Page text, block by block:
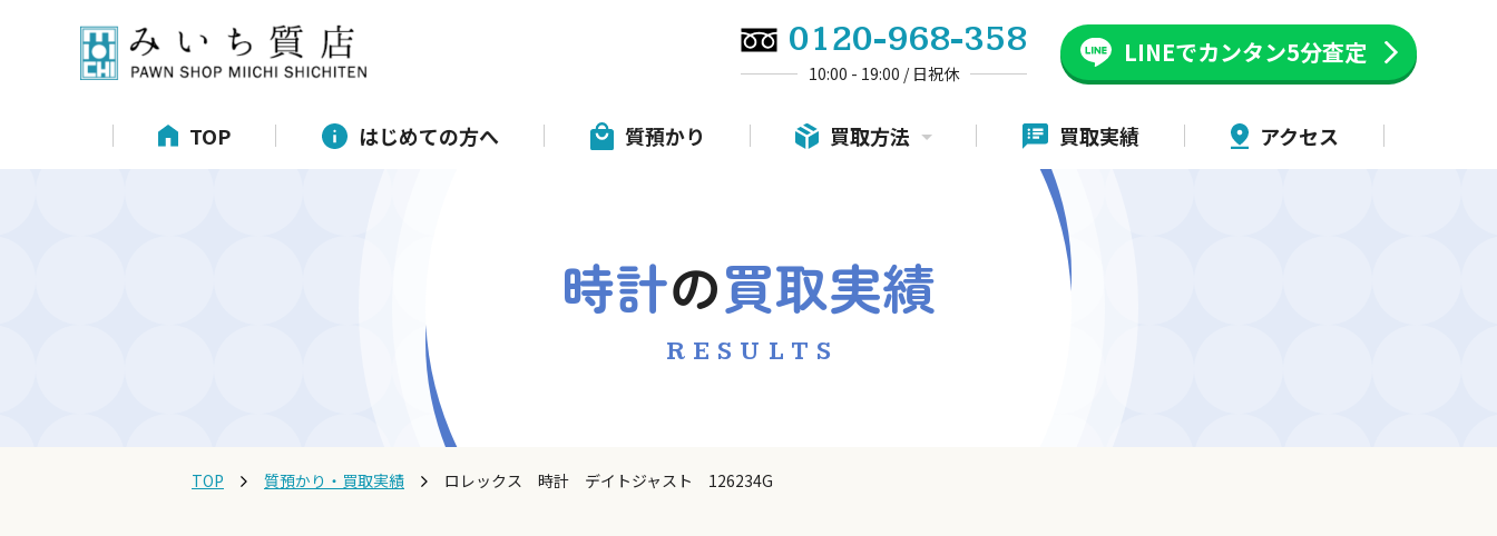
0120-968-358
10:00 - 19:00 / 日祝休
LINEでカンタン5分査定
TOP はじめての方へ 質預かり 買取方法 買取実績 アクセス
時計の買取実績
RESULTS
TOP 質預かり・買取実績 ロレックス 時計 デイトジャスト 126234G